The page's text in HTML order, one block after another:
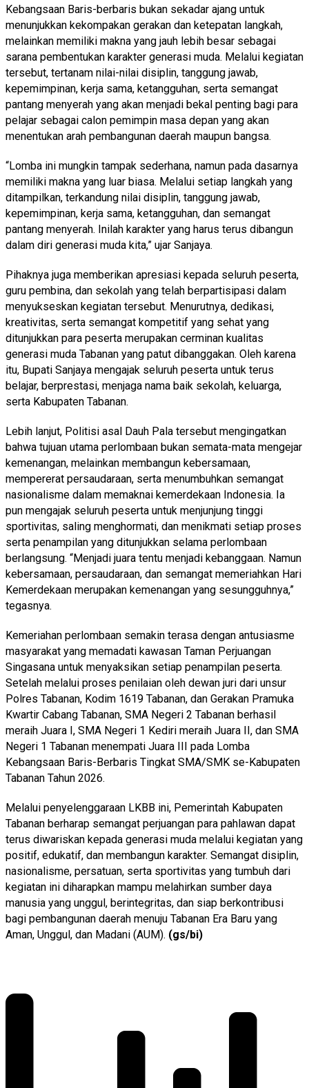
Kebangsaan Baris-berbaris bukan sekadar ajang untuk
menunjukkan kekompakan gerakan dan ketepatan langkah,
melainkan memiliki makna yang jauh lebih besar sebagai
sarana pembentukan karakter generasi muda. Melalui kegiatan
tersebut, tertanam nilai-nilai disiplin, tanggung jawab,
kepemimpinan, kerja sama, ketangguhan, serta semangat
pantang menyerah yang akan menjadi bekal penting bagi para
pelajar sebagai calon pemimpin masa depan yang akan
menentukan arah pembangunan daerah maupun bangsa.
“Lomba ini mungkin tampak sederhana, namun pada dasarnya
memiliki makna yang luar biasa. Melalui setiap langkah yang
ditampilkan, terkandung nilai disiplin, tanggung jawab,
kepemimpinan, kerja sama, ketangguhan, dan semangat
pantang menyerah. Inilah karakter yang harus terus dibangun
dalam diri generasi muda kita,” ujar Sanjaya.
Pihaknya juga memberikan apresiasi kepada seluruh peserta,
guru pembina, dan sekolah yang telah berpartisipasi dalam
menyukseskan kegiatan tersebut. Menurutnya, dedikasi,
kreativitas, serta semangat kompetitif yang sehat yang
ditunjukkan para peserta merupakan cerminan kualitas
generasi muda Tabanan yang patut dibanggakan. Oleh karena
itu, Bupati Sanjaya mengajak seluruh peserta untuk terus
belajar, berprestasi, menjaga nama baik sekolah, keluarga,
serta Kabupaten Tabanan.
Lebih lanjut, Politisi asal Dauh Pala tersebut mengingatkan
bahwa tujuan utama perlombaan bukan semata-mata mengejar
kemenangan, melainkan membangun kebersamaan,
mempererat persaudaraan, serta menumbuhkan semangat
nasionalisme dalam memaknai kemerdekaan Indonesia. Ia
pun mengajak seluruh peserta untuk menjunjung tinggi
sportivitas, saling menghormati, dan menikmati setiap proses
serta penampilan yang ditunjukkan selama perlombaan
berlangsung. “Menjadi juara tentu menjadi kebanggaan. Namun
kebersamaan, persaudaraan, dan semangat memeriahkan Hari
Kemerdekaan merupakan kemenangan yang sesungguhnya,”
tegasnya.
Kemeriahan perlombaan semakin terasa dengan antusiasme
masyarakat yang memadati kawasan Taman Perjuangan
Singasana untuk menyaksikan setiap penampilan peserta.
Setelah melalui proses penilaian oleh dewan juri dari unsur
Polres Tabanan, Kodim 1619 Tabanan, dan Gerakan Pramuka
Kwartir Cabang Tabanan, SMA Negeri 2 Tabanan berhasil
meraih Juara I, SMA Negeri 1 Kediri meraih Juara II, dan SMA
Negeri 1 Tabanan menempati Juara III pada Lomba
Kebangsaan Baris-Berbaris Tingkat SMA/SMK se-Kabupaten
Tabanan Tahun 2026.
Melalui penyelenggaraan LKBB ini, Pemerintah Kabupaten
Tabanan berharap semangat perjuangan para pahlawan dapat
terus diwariskan kepada generasi muda melalui kegiatan yang
positif, edukatif, dan membangun karakter. Semangat disiplin,
nasionalisme, persatuan, serta sportivitas yang tumbuh dari
kegiatan ini diharapkan mampu melahirkan sumber daya
manusia yang unggul, berintegritas, dan siap berkontribusi
bagi pembangunan daerah menuju Tabanan Era Baru yang
Aman, Unggul, dan Madani (AUM). (gs/bi)